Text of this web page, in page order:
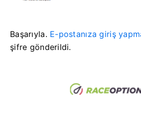
Başarıyla. E-postanıza giriş
şifre gönderildi.